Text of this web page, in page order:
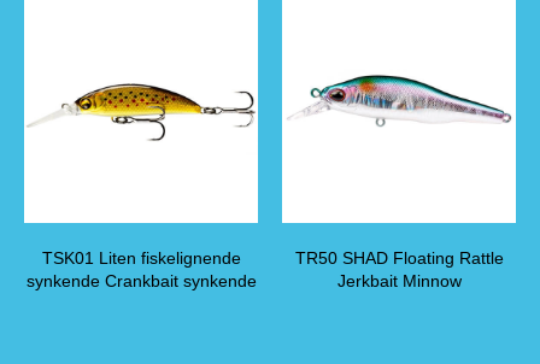
TSK01 Liten fiskelignende
synkende Crankbait synkende
TR50 SHAD Floating Rattle
Jerkbait Minnow